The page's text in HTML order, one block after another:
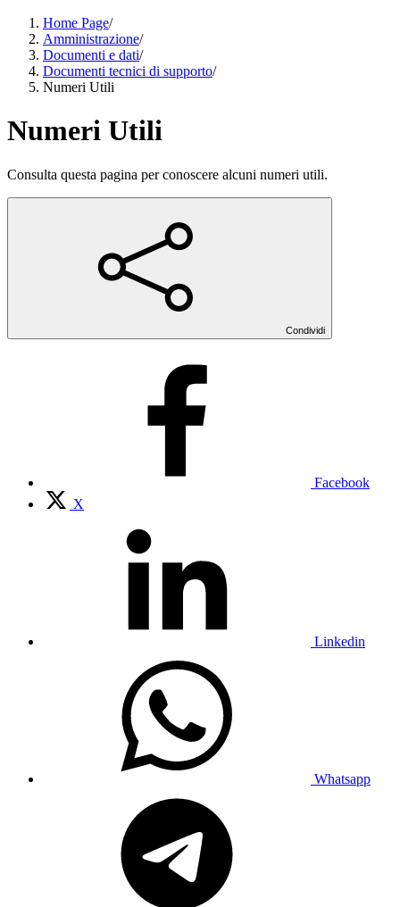
Home Page/
Amministrazione/
Documenti e dati/
Documenti tecnici di supporto/
Numeri Utili
Numeri Utili
Consulta questa pagina per conoscere alcuni numeri utili.
Condividi
Facebook
X
Linkedin
Whatsapp